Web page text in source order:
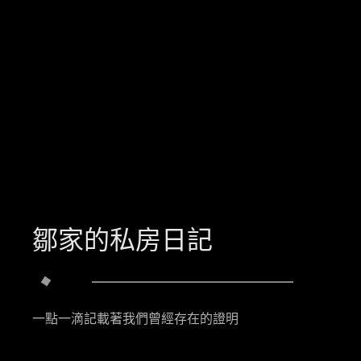
鄒家的私房日記
一點一滴記載著我們曾經存在的證明